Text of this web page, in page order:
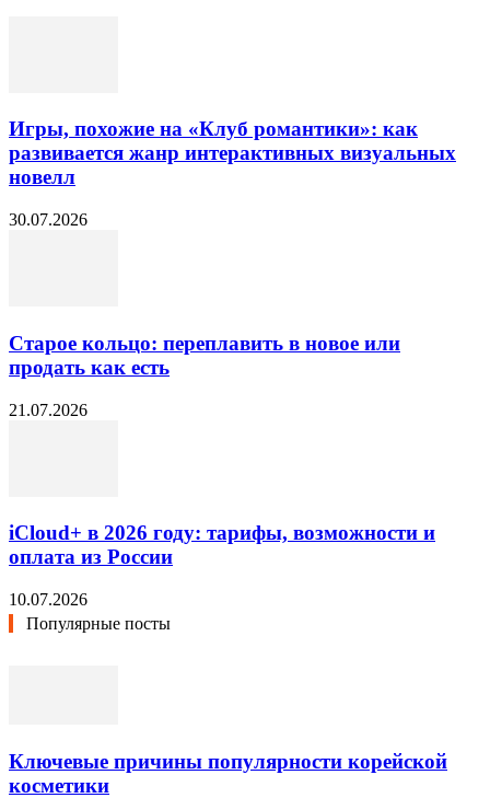
Игры, похожие на «Клуб романтики»: как
развивается жанр интерактивных визуальных
новелл
30.07.2026
Старое кольцо: переплавить в новое или
продать как есть
21.07.2026
iCloud+ в 2026 году: тарифы, возможности и
оплата из России
10.07.2026
Популярные посты
Ключевые причины популярности корейской
косметики